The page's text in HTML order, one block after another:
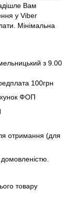
Вам
у Viber
Мінімальна
з 9.00
100грн
ФОП
отримання (для
товару